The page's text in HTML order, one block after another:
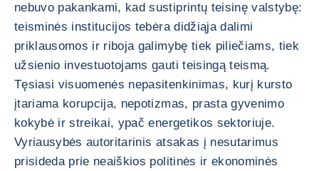
nebuvo pakankami, kad sustiprintų teisinę valstybę:
teisminės institucijos tebėra didžiąja dalimi
priklausomos ir riboja galimybę tiek piliečiams, tiek
užsienio investuotojams gauti teisingą teismą.
Tęsiasi visuomenės nepasitenkinimas, kurį kursto
įtariama korupcija, nepotizmas, prasta gyvenimo
kokybė ir streikai, ypač energetikos sektoriuje.
Vyriausybės autoritarinis atsakas į nesutarimus
prisideda prie neaiškios politinės ir ekonominės